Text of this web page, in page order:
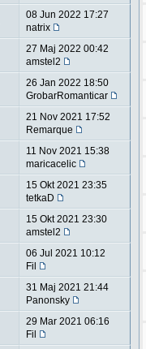
08 Jun 2022 17:27
natrix
27 Maj 2022 00:42
amstel2
26 Jan 2022 18:50
GrobarRomanticar
21 Nov 2021 17:52
Remarque
11 Nov 2021 15:38
maricacelic
15 Okt 2021 23:35
tetkaD
15 Okt 2021 23:30
amstel2
06 Jul 2021 10:12
Fil
31 Maj 2021 21:44
Panonsky
29 Mar 2021 06:16
Fil